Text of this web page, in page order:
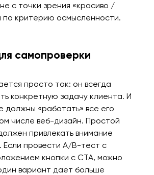
с точки зрения «красиво /
по критерию осмысленности.
самопроверки
просто так: он всегда
конкретную задачу клиента. И
должны «работать» все его
числе веб-дизайн. Простой
привлекать внимание
Если провести A/B-тест с
кнопки с CTA, можно
вариант дает больше